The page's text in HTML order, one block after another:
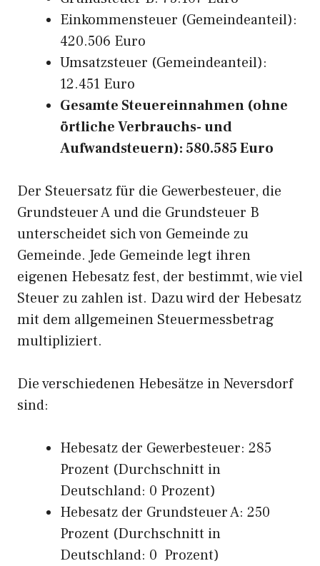
Einkommensteuer (Gemeindeanteil):
420.506 Euro
Umsatzsteuer (Gemeindeanteil):
12.451 Euro
Gesamte Steuereinnahmen (ohne
örtliche Verbrauchs- und
Aufwandsteuern): 580.585 Euro
Der Steuersatz für die Gewerbesteuer, die
Grundsteuer A und die Grundsteuer B
unterscheidet sich von Gemeinde zu
Gemeinde. Jede Gemeinde legt ihren
eigenen Hebesatz fest, der bestimmt, wie viel
Steuer zu zahlen ist. Dazu wird der Hebesatz
mit dem allgemeinen Steuermessbetrag
multipliziert.
Die verschiedenen Hebesätze in Neversdorf
sind:
Hebesatz der Gewerbesteuer: 285
Prozent (Durchschnitt in
Deutschland: 0 Prozent)
Hebesatz der Grundsteuer A: 250
Prozent (Durchschnitt in
Deutschland: 0 Prozent)